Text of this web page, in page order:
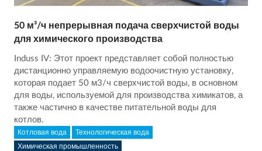
50 м³/ч непрерывная подача сверхчистой воды
для химического производства
Induss IV: Этот проект представляет собой полностью
дистанционно управляемую водоочистную установку,
которая подает 50 м3/ч сверхчистой воды, в основном
для воды, используемой для производства химикатов, а
также частично в качестве питательной воды для
котлов.
Котловая вода Технологическая вода
Химическая промышленность